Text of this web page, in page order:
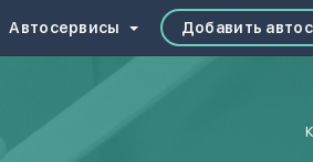
Автосервисы Добавить